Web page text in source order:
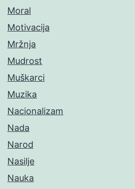
Moral
Motivacija
Mržnja
Mudrost
Muškarci
Muzika
Nacionalizam
Nada
Narod
Nasilje
Nauka